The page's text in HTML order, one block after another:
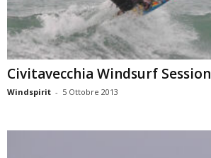
Civitavecchia Windsurf Session
Windspirit - 5 Ottobre 2013